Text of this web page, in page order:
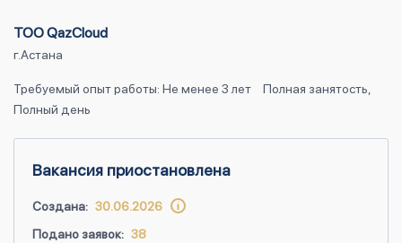
ТОО QazCloud
г.Астана
Требуемый опыт работы: Не менее 3 лет
Полная занятость,
Полный день
Вакансия приостановлена
Создана: 30.06.2026
Подано заявок: 38